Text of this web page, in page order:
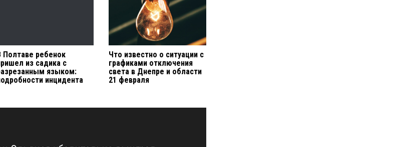
Полтаве ребенок
из садика с
языком:
инцидента
Что известно о ситуации с
графиками отключения
света в Днепре и области
21 февраля